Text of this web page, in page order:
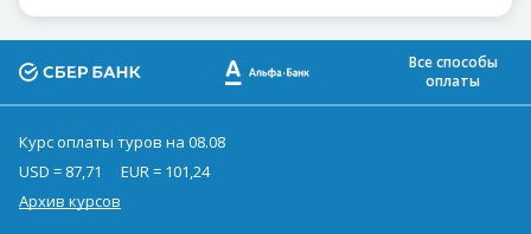
Все способы
оплаты
Курс оплаты туров на 08.08
USD = 87,71
EUR = 101,24
Архив курсов